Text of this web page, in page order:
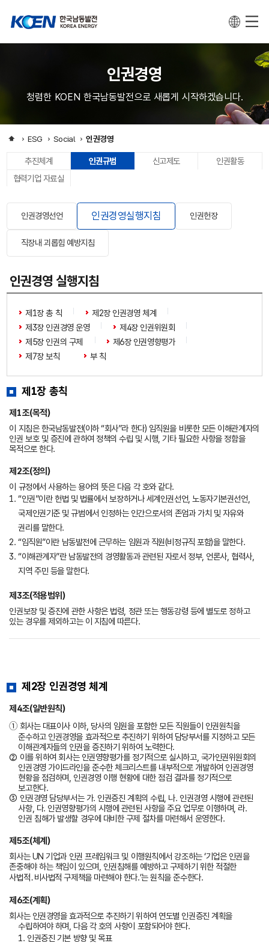
인권경영
청렴한 KOEN 한국남동발전으로 새롭게 시작하겠습니다.
ESG Social 인권경영
추진체계 인권규범 신고제도
인권활동
협력기업 자료실
인권경영선언 인권경영실행지침 인권헌장
직장내 괴롭힘 예방지침
인권경영 실행지침
제1장 총 칙
제2장 인권경영 체계
제3장 인권경영 운영
제4장 인권위원회
제5장 인권의 구제
제6장 인권영향평가
제7장 보칙
부 칙
제1장 총칙
제1조(목적)
이 지침은 한국남동발전(이하 “회사”라 한다) 임직원을 비롯한 모든 이해관계자의
인권 보호 및 증진에 관하여 정책의 수립 및 시행, 기타 필요한 사항을 정함을
목적으로 한다.
제2조(정의)
이 규정에서 사용하는 용어의 뜻은 다음 각 호와 같다.
1. “인권”이란 헌법 및 법률에서 보장하거나 세계인권선언, 노동자기본권선언,
국제인권기준 및 규범에서 인정하는 인간으로서의 존엄과 가치 및 자유와
권리를 말한다.
2. “임직원”이란 남동발전에 근무하는 임원과 직원(비정규직 포함)을 말한다.
3. “이해관계자”란 남동발전의 경영활동과 관련된 자로서 정부, 언론사, 협력사,
지역 주민 등을 말한다.
제3조(적용범위)
인권보장 및 증진에 관한 사항은 법령, 정관 또는 행동강령 등에 별도로 정하고
있는 경우를 제외하고는 이 지침에 따른다.
제2장 인권경영 체계
제4조(일반원칙)
➀ 회사는 대표이사 이하, 당사의 임원을 포함한 모든 직원들이 인권원칙을
준수하고 인권경영을 효과적으로 추진하기 위하여 담당부서를 지정하고 모든
이해관계자들의 인권을 증진하기 위하여 노력한다.
② 이를 위하여 회사는 인권영향평가를 정기적으로 실시하고, 국가인권위원회의
인권경영 가이드라인을 준수한 체크리스트를 내부적으로 개발하여 인권경영
현황을 점검하며, 인권경영 이행 현황에 대한 점검 결과를 정기적으로
보고한다.
③ 인권경영 담당부서는 가. 인권증진 계획의 수립, 나. 인권경영 시행에 관련된
사항, 다. 인권영향평가의 시행에 관련된 사항을 주요 업무로 이행하며, 라.
인권 침해가 발생할 경우에 대비한 구제 절차를 마련해서 운영한다.
제5조(체계)
회사는 UN 기업과 인권 프레임워크 및 이행원칙에서 강조하는 ‘기업은 인권을
존중해야 하는 책임이 있으며, 인권침해를 예방하고 구제하기 위한 적절한
사법적․비사법적 구제책을 마련해야 한다.’는 원칙을 준수한다.
제6조(계획)
회사는 인권경영을 효과적으로 추진하기 위하여 연도별 인권증진 계획을
수립하여야 하며, 다음 각 호의 사항이 포함되어야 한다.
1. 인권증진 기본 방향 및 목표